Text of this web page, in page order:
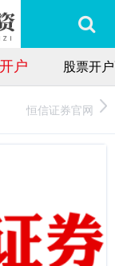
户 股票开
恒信证券官网